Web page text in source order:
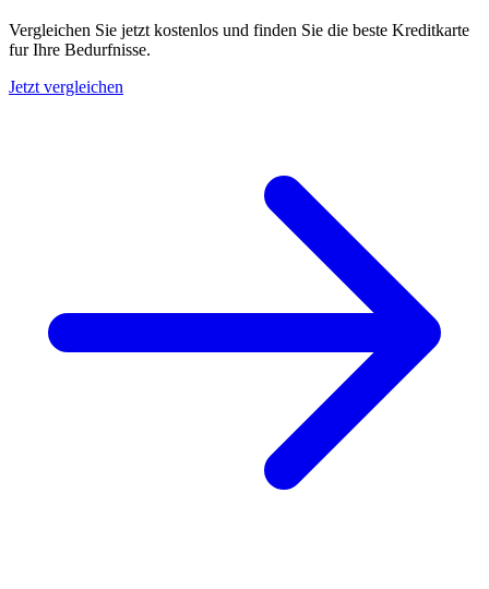
Vergleichen Sie jetzt kostenlos und finden Sie die beste Kreditkarte
fur Ihre Bedurfnisse.
Jetzt vergleichen